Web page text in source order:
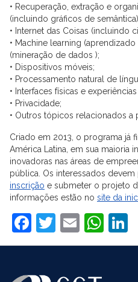
• Recuperação, extração e
(incluindo gráficos de
• Internet das Coisas (incluindo
• Machine learning
(mineração de dados );
• Dispositivos móveis;
• Processamento natural de
• Interfaces físicas e
• Privacidade;
• Outros tópicos relacionados a
Criado em 2013, o programa já
América Latina, em sua maioria
inovadoras nas áreas de
pública. Os interessados
inscrição e submeter o projeto
informações estão no site da
Facebook
Twitter
Email